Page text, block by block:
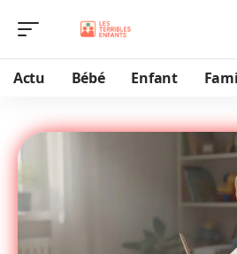
Actu Bébé Enfant